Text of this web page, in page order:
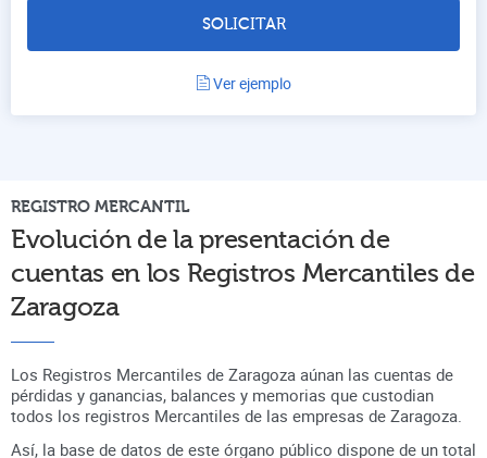
SOLICITAR
Ver ejemplo
REGISTRO MERCANTIL
Evolución de la presentación de
cuentas en los Registros Mercantiles de
Zaragoza
Los Registros Mercantiles de Zaragoza aúnan las cuentas de
pérdidas y ganancias, balances y memorias que custodian
todos los registros Mercantiles de las empresas de Zaragoza
Así, la base de datos de este órgano público dispone de un total